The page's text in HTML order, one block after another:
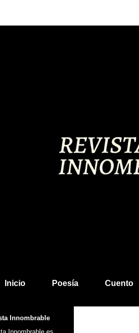
Inicio Poesía Cuento
Innombrable
Innombrable es